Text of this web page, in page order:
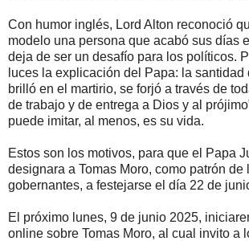
Con humor inglés, Lord Alton reconoció
modelo una persona que acabó sus días
deja de ser un desafío para los políticos.
luces la explicación del Papa: la santidad
brilló en el martirio, se forjó a través de
de trabajo y de entrega a Dios y al
puede imitar, al menos, es su vida.
Estos son los motivos, para que el Papa
designara a Tomas Moro, como patrón
gobernantes, a festejarse el día 22 de
El próximo lunes, 9 de junio 2025,
online sobre Tomas Moro, al cual invito a